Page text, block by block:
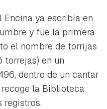
Encina ya escribía en
y fue la primera
el nombre de torrijas
torrejas) en un
dentro de un cantar
la Biblioteca
registros.